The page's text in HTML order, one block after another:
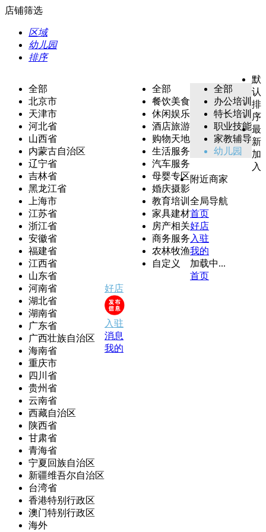
店铺筛选
区域
幼儿园
排序
全部
北京市
天津市
河北省
山西省
内蒙古自治区
辽宁省
吉林省
黑龙江省
上海市
江苏省
浙江省
安徽省
福建省
江西省
山东省
河南省
湖北省
湖南省
广东省
广西壮族自治区
海南省
重庆市
四川省
贵州省
云南省
西藏自治区
陕西省
甘肃省
青海省
宁夏回族自治区
新疆维吾尔自治区
台湾省
香港特别行政区
澳门特别行政区
海外
全部
餐饮美食
休闲娱乐
酒店旅游
购物天地
生活服务
汽车服务
母婴专区
婚庆摄影
教育培训
家具建材
房产相关
商务服务
农林牧渔
自定义
全部
办公培训
特长培训
职业技能
家教辅导
幼儿园
默
认
排
序
最
新
加
入
附近商家
全局导航
首页
好店
入驻
我的
加载中...
首页
好店
入驻
消息
我的